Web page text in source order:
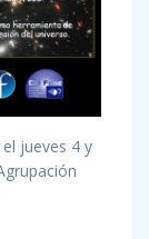
jueves 4 y